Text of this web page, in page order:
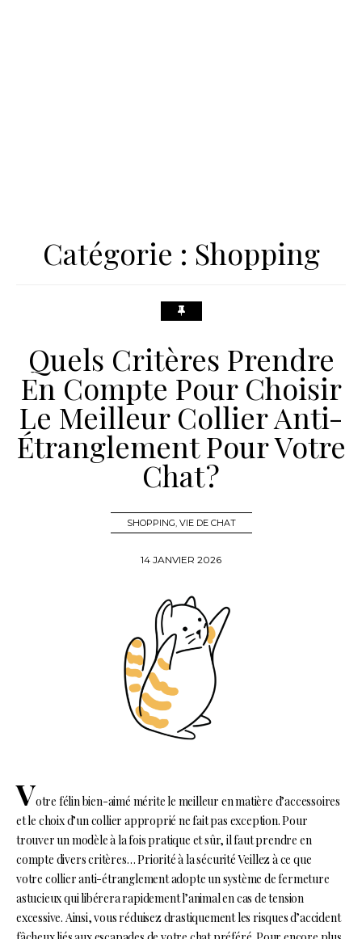
Catégorie : Shopping
Quels Critères Prendre
En Compte Pour Choisir
Le Meilleur Collier Anti-
Étranglement Pour Votre
Chat ?
SHOPPING, VIE DE CHAT
14 JANVIER 2026
Votre félin bien-aimé mérite le meilleur en matière d’accessoires
et le choix d’un collier approprié ne fait pas exception. Pour
trouver un modèle à la fois pratique et sûr, il faut prendre en
compte divers critères… Priorité à la sécurité Veillez à ce que
votre collier anti-étranglement adopte un système de fermeture
astucieux qui libérera rapidement l’animal en cas de tension
excessive. Ainsi, vous réduisez drastiquement les risques d’accident